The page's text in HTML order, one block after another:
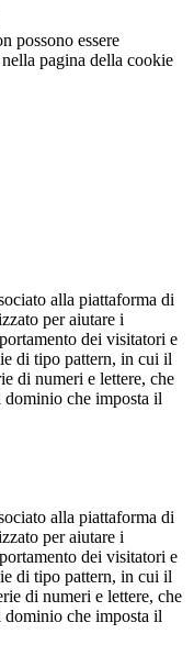
possono essere
pagina della cookie
alla piattaforma di
per aiutare i
dei visitatori e
di tipo pattern, in cui il
di numeri e lettere, che
che imposta il
alla piattaforma di
per aiutare i
dei visitatori e
di tipo pattern, in cui il
di numeri e lettere, che
che imposta il